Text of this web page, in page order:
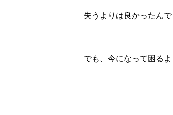
失うよりは良かったんで
でも、今になって困る